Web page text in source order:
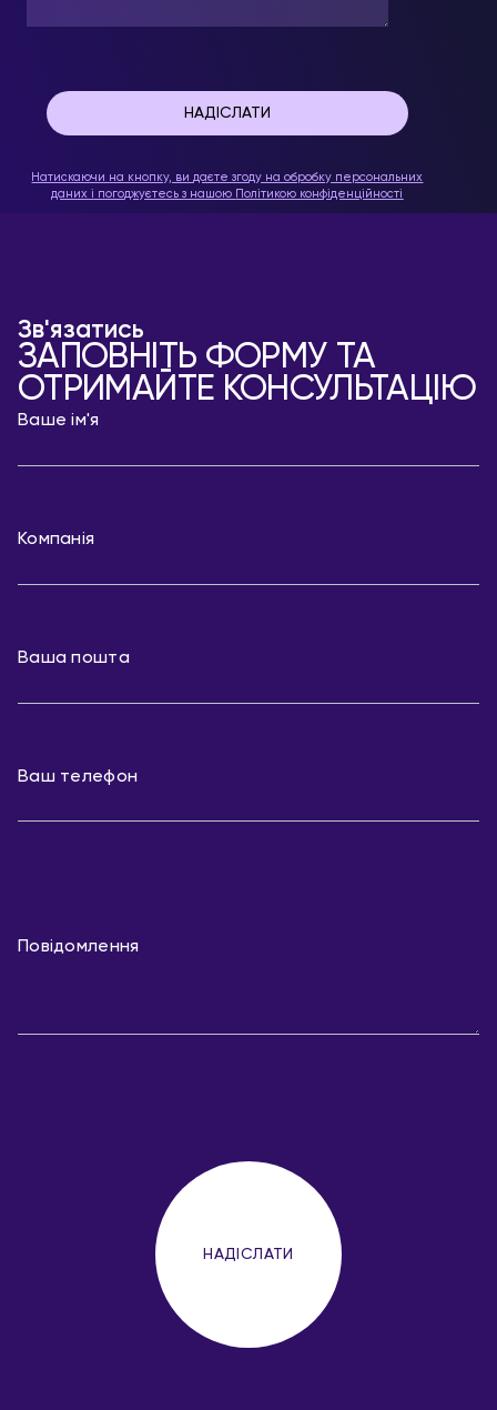
Натискаючи на кнопку, ви даєте згоду на обробку персональних
даних і погоджуєтесь з нашою Політикою конфіденційності
Зв'язатись
ЗАПОВНІТЬ ФОРМУ ТА
ОТРИМАЙТЕ КОНСУЛЬТАЦІЮ